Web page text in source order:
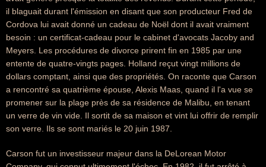
il blaguait durant l'émission en disant que son producteur Fred de
Cordova lui avait donné un cadeau de Noël dont il avait vraiment
besoin : un certificat-cadeau pour le cabinet d'avocats Jacoby and
Meyers. Les procédures de divorce prirent fin en 1985 par une
entente de quatre-vingts pages. Holland reçut vingt millions de
dollars comptant, ainsi que des propriétés. On raconte que Carson
a rencontré sa quatrième épouse, Alexis Maas, quand il l'a vue se
promener sur la plage près de sa résidence de Malibu, en tenant
un verre de vin vide. Il sortit de sa maison et vint lui offrir de remplir
son verre. Ils se sont mariés le 20 juin 1987.
Carson fut un investisseur majeur dans la DeLorean Motor